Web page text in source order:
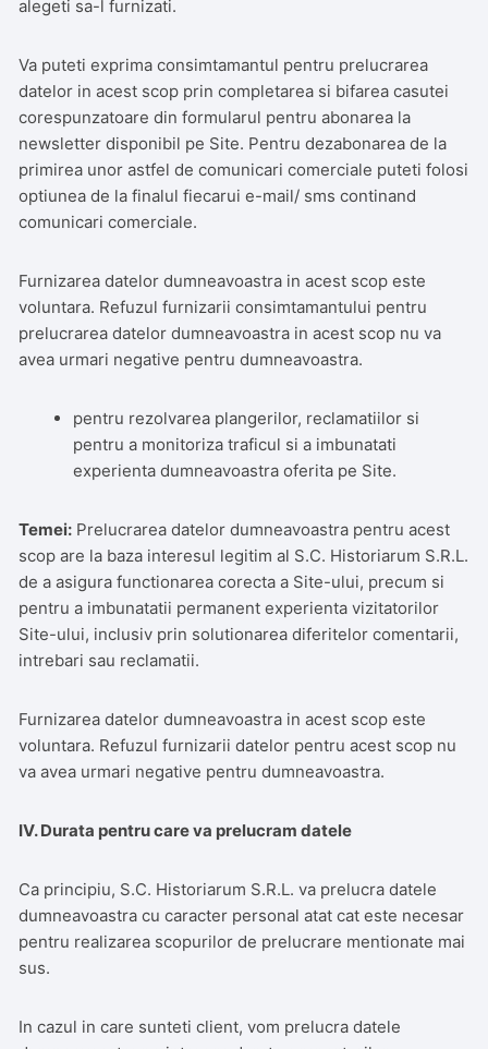
alegeti sa-l furnizati.
Va puteti exprima consimtamantul pentru prelucrarea
datelor in acest scop prin completarea si bifarea casutei
corespunzatoare din formularul pentru abonarea la
newsletter disponibil pe Site. Pentru dezabonarea de la
primirea unor astfel de comunicari comerciale puteti folosi
optiunea de la finalul fiecarui e-mail/ sms continand
comunicari comerciale.
Furnizarea datelor dumneavoastra in acest scop este
voluntara. Refuzul furnizarii consimtamantului pentru
prelucrarea datelor dumneavoastra in acest scop nu va
avea urmari negative pentru dumneavoastra.
pentru rezolvarea plangerilor, reclamatiilor si
pentru a monitoriza traficul si a imbunatati
experienta dumneavoastra oferita pe Site.
Temei: Prelucrarea datelor dumneavoastra pentru acest
scop are la baza interesul legitim al S.C. Historiarum S.R.L.
de a asigura functionarea corecta a Site-ului, precum si
pentru a imbunatatii permanent experienta vizitatorilor
Site-ului, inclusiv prin solutionarea diferitelor comentarii,
intrebari sau reclamatii.
Furnizarea datelor dumneavoastra in acest scop este
voluntara. Refuzul furnizarii datelor pentru acest scop nu
va avea urmari negative pentru dumneavoastra.
IV. Durata pentru care va prelucram datele
Ca principiu, S.C. Historiarum S.R.L. va prelucra datele
dumneavoastra cu caracter personal atat cat este necesar
pentru realizarea scopurilor de prelucrare mentionate mai
sus.
In cazul in care sunteti client, vom prelucra datele